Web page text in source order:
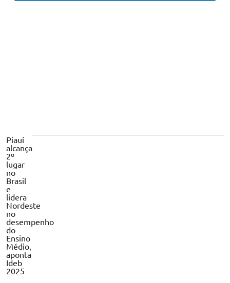
Piauí
alcança
2º
lugar
no
Brasil
e
lidera
Nordeste
no
desempenho
do
Ensino
Médio,
aponta
Ideb
2025